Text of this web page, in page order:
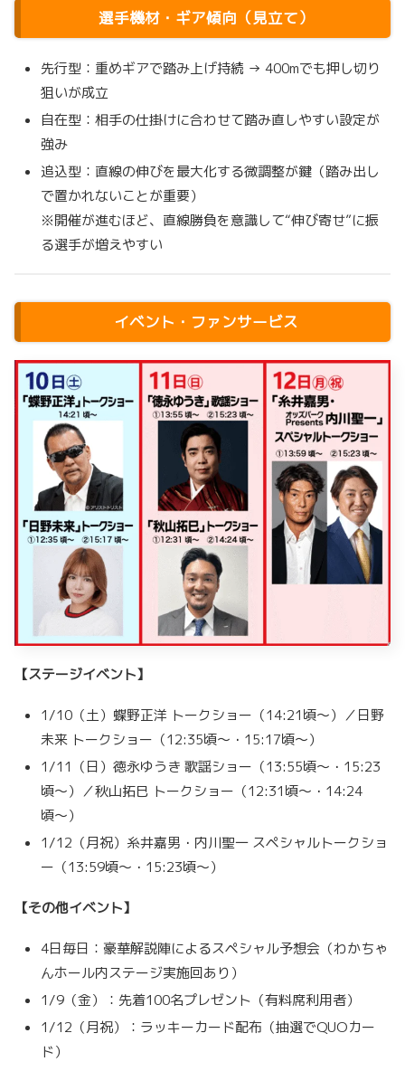
選手機材・ギア傾向（見立て）
先行型：重めギアで踏み上げ持続 → 400mでも押し切り
狙いが成立
自在型：相手の仕掛けに合わせて踏み直しやすい設定が
強み
追込型：直線の伸びを最大化する微調整が鍵（踏み出し
で置かれないことが重要）
※開催が進むほど、直線勝負を意識して“伸び寄せ”に振
る選手が増えやすい
イベント・ファンサービス
【ステージイベント】
1/10（土）蝶野正洋 トークショー（14:21頃〜）／日野
未来 トークショー（12:35頃〜・15:17頃〜）
1/11（日）徳永ゆうき 歌謡ショー（13:55頃〜・15:23
頃〜）／秋山拓巳 トークショー（12:31頃〜・14:24
頃〜）
1/12（月祝）糸井嘉男・内川聖一 スペシャルトークショ
ー（13:59頃〜・15:23頃〜）
【その他イベント】
4日毎日：豪華解説陣によるスペシャル予想会（わかちゃ
んホール内ステージ実施回あり）
1/9（金）：先着100名プレゼント（有料席利用者）
1/12（月祝）：ラッキーカード配布（抽選でQUOカー
ド）